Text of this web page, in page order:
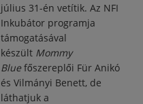
július 31-én vetítik. Az NFI
Inkubátor programja
támogatásával
készült Mommy
Bluefőszereplői Für Anikó
és Vilmányi Benett, de
láthatjuk a